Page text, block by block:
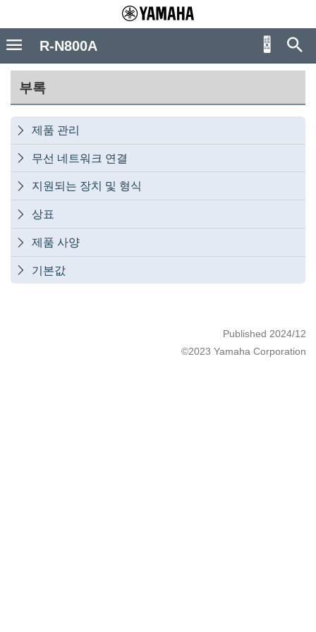
부록
 제품 관리
 무선 네트워크 연결
 지원되는 장치 및 형식
 상표
 제품 사양
 기본값
Published 2024/12
©2023 Yamaha Corporation
R-N800A